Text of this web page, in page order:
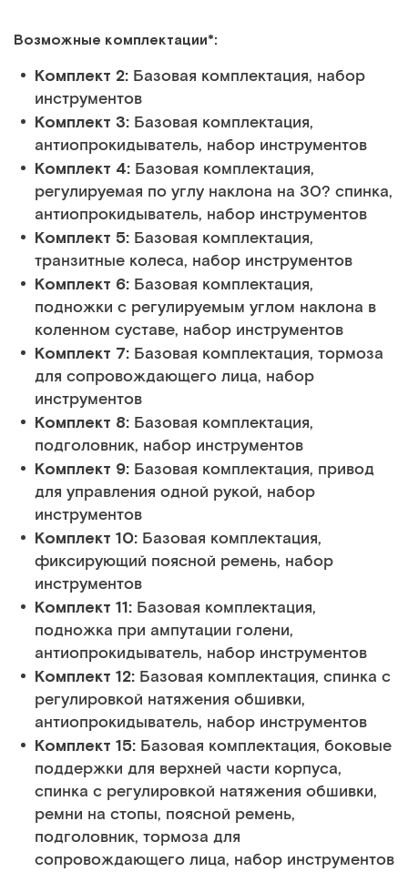
Возможные комплектации*:
Комплект 2: Базовая комплектация, набор
инструментов
Комплект 3: Базовая комплектация,
антиопрокидыватель, набор инструментов
Комплект 4: Базовая комплектация,
регулируемая по углу наклона на 30? спинка,
антиопрокидыватель, набор инструментов
Комплект 5: Базовая комплектация,
транзитные колеса, набор инструментов
Комплект 6: Базовая комплектация,
подножки с регулируемым углом наклона в
коленном суставе, набор инструментов
Комплект 7: Базовая комплектация, тормоза
для сопровождающего лица, набор
инструментов
Комплект 8: Базовая комплектация,
подголовник, набор инструментов
Комплект 9: Базовая комплектация, привод
для управления одной рукой, набор
инструментов
Комплект 10: Базовая комплектация,
фиксирующий поясной ремень, набор
инструментов
Комплект 11: Базовая комплектация,
подножка при ампутации голени,
антиопрокидыватель, набор инструментов
Комплект 12: Базовая комплектация, спинка с
регулировкой натяжения обшивки,
антиопрокидыватель, набор инструментов
Комплект 15: Базовая комплектация, боковые
поддержки для верхней части корпуса,
спинка с регулировкой натяжения обшивки,
ремни на стопы, поясной ремень,
подголовник, тормоза для
сопровождающего лица, набор инструментов